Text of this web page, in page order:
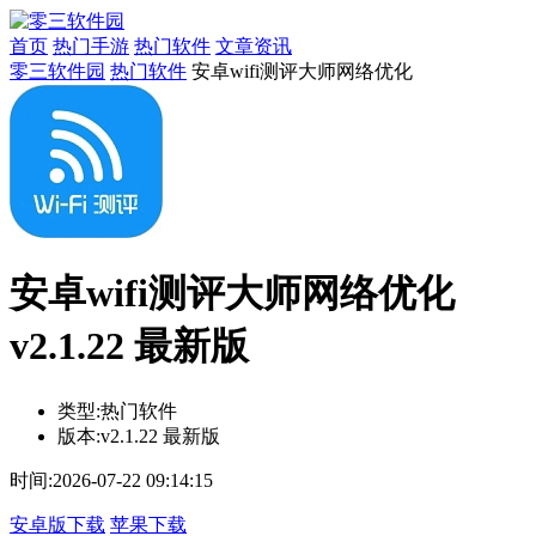
首页 热门手游 热门软件 文章资讯
零三软件园 热门软件 安卓wifi测评大师网络优化
安卓wifi测评大师网络优化
v2.1.22 最新版
类型:热门软件
版本:v2.1.22 最新版
时间:2026-07-22 09:14:15
安卓版下载 苹果下载